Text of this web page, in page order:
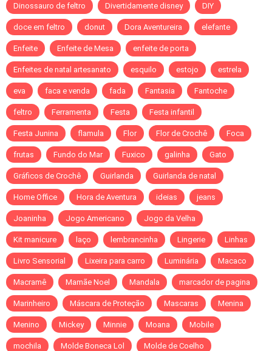
Dinossauro de feltro Divertidamente disney DIY
doce em feltro donut Dora Aventureira elefante
Enfeite Enfeite de Mesa enfeite de porta
Enfeites de natal artesanato esquilo estojo estrela
eva faca e venda fada Fantasia Fantoche
feltro Ferramenta Festa Festa infantil
Festa Junina flamula Flor Flor de Crochê Foca
frutas Fundo do Mar Fuxico galinha Gato
Gráficos de Crochê Guirlanda Guirlanda de natal
Home Office Hora de Aventura ideias jeans
Joaninha Jogo Americano Jogo da Velha
Kit manicure laço lembrancinha Lingerie Linhas
Livro Sensorial Lixeira para carro Luminária Macaco
Macramê Mamãe Noel Mandala marcador de pagina
Marinheiro Máscara de Proteção Mascaras Menina
Menino Mickey Minnie Moana Mobile
mochila Molde Boneca Lol Molde de Coelho